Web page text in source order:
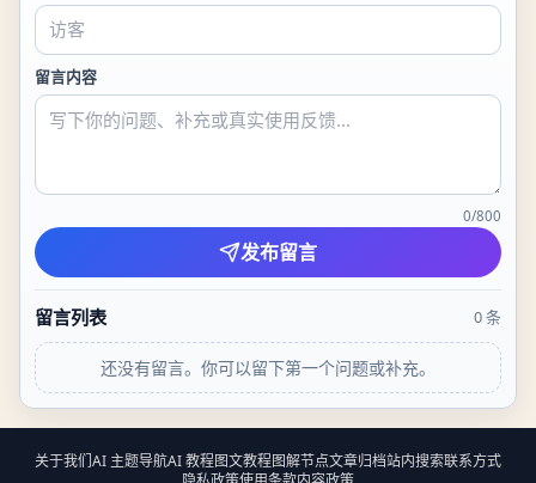
留言内容
0/800
发布留言
留言列表 0条
还没有留言。你可以留下第一个问题或补充。
关于我们AI 主题导航AI 教程图文教程图解节点文章归档站内搜索联系方式